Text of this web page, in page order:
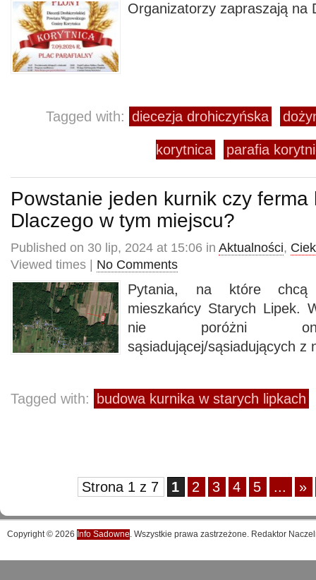
Organizatorzy zapraszają na
Tagged with: diecezja drohiczyńska
korytnica parafia
Powstanie jeden kurnik czy ferma
Dlaczego w tym miejscu?
Published on 30 lip, 2024 at 15:06 in Aktualności,
Viewed times | No Comments
Pytania, na które chcą
mieszkańcy Starych Lipek.
nie poróżni on
sąsiadującej/sąsiadujących z
Tagged with: budowa kurnika w starych lipkach
Strona 1 z 7 1 2 3 4 5 ... »
Copyright © 2026 Info Sadowne. Wszystkie prawa zastrzeżone. Redaktor